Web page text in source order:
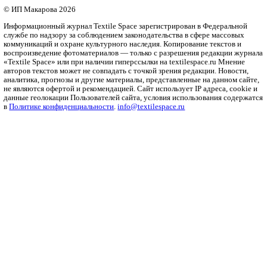
Рубрики
Бизнес
Мода и дизайн
Полезный контент
Ритейл
Одежда
Печать
Оборудование
Инновации